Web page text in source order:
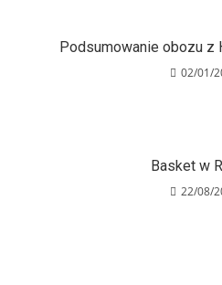
Podsumowanie obozu z
02/01/
Basket w
22/08/